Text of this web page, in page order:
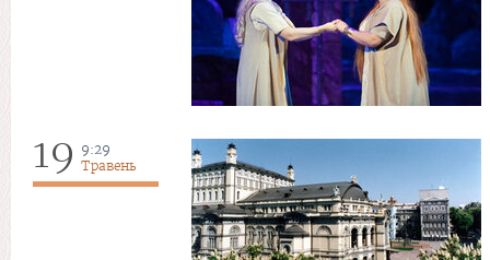
19 9:29
Травень